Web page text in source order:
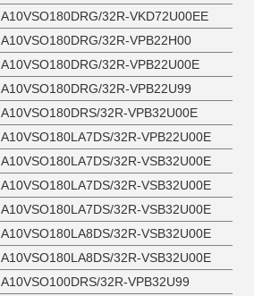
A10VSO180DRG/32R-VKD72U00EE
A10VSO180DRG/32R-VPB22H00
A10VSO180DRG/32R-VPB22U00E
A10VSO180DRG/32R-VPB22U99
A10VSO180DRS/32R-VPB32U00E
A10VSO180LA7DS/32R-VPB22U00E
A10VSO180LA7DS/32R-VSB32U00E
A10VSO180LA7DS/32R-VSB32U00E
A10VSO180LA7DS/32R-VSB32U00E
A10VSO180LA8DS/32R-VSB32U00E
A10VSO180LA8DS/32R-VSB32U00E
A10VSO100DRS/32R-VPB32U99